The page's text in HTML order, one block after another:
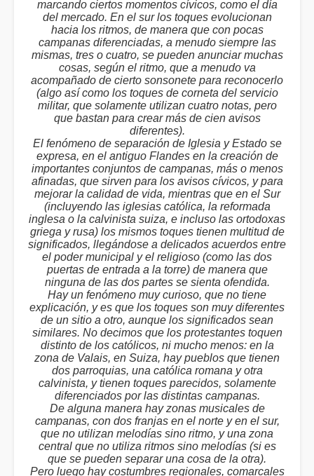
marcando ciertos momentos cívicos, como el día
del mercado. En el sur los toques evolucionan
hacia los ritmos, de manera que con pocas
campanas diferenciadas, a menudo siempre las
mismas, tres o cuatro, se pueden anunciar muchas
cosas, según el ritmo, que a menudo va
acompañado de cierto sonsonete para reconocerlo
(algo así como los toques de corneta del servicio
militar, que solamente utilizan cuatro notas, pero
que bastan para crear más de cien avisos
diferentes).
El fenómeno de separación de Iglesia y Estado se
expresa, en el antiguo Flandes en la creación de
importantes conjuntos de campanas, más o menos
afinadas, que sirven para los avisos cívicos, y para
mejorar la calidad de vida, mientras que en el Sur
(incluyendo las iglesias católica, la reformada
inglesa o la calvinista suiza, e incluso las ortodoxas
griega y rusa) los mismos toques tienen multitud de
significados, llegándose a delicados acuerdos entre
el poder municipal y el religioso (como las dos
puertas de entrada a la torre) de manera que
ninguna de las dos partes se sienta ofendida.
Hay un fenómeno muy curioso, que no tiene
explicación, y es que los toques son muy diferentes
de un sitio a otro, aunque los significados sean
similares. No decimos que los protestantes toquen
distinto de los católicos, ni mucho menos: en la
zona de Valais, en Suiza, hay pueblos que tienen
dos parroquias, una católica romana y otra
calvinista, y tienen toques parecidos, solamente
diferenciados por las distintas campanas.
De alguna manera hay zonas musicales de
campanas, con dos franjas en el norte y en el sur,
que no utilizan melodías sino ritmo, y una zona
central que no utiliza ritmos sino melodías (si es
que se pueden separar una cosa de la otra).
Pero luego hay costumbres regionales, comarcales